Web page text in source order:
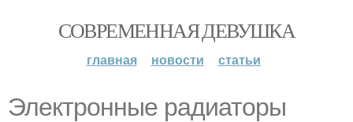
СОВРЕМЕННАЯ ДЕВУШКА
главная новости статьи
Электронные радиаторы